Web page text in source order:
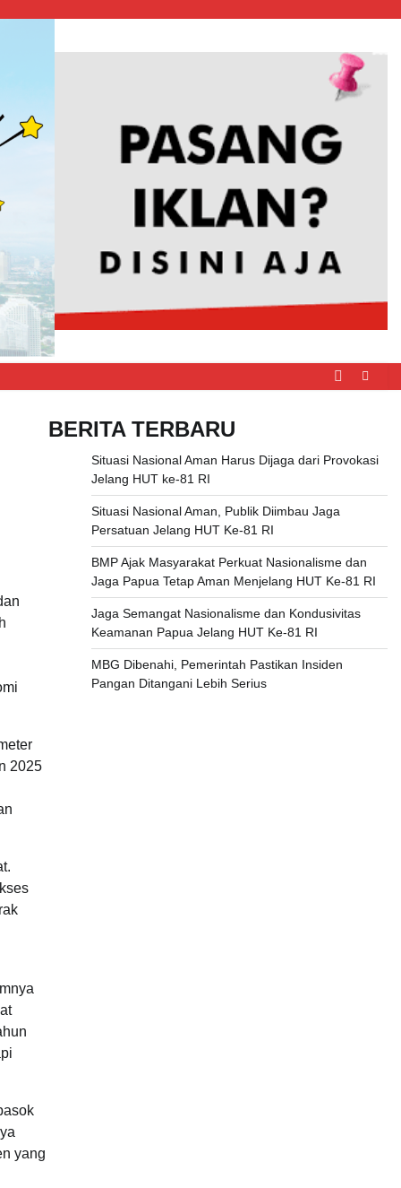
2025
yang
BERITA TERBARU
Situasi Nasional Aman Harus Dijaga dari Provokasi
Jelang HUT ke-81 RI
Situasi Nasional Aman, Publik Diimbau Jaga
Persatuan Jelang HUT Ke-81 RI
BMP Ajak Masyarakat Perkuat Nasionalisme dan
Jaga Papua Tetap Aman Menjelang HUT Ke-81 RI
Jaga Semangat Nasionalisme dan Kondusivitas
Keamanan Papua Jelang HUT Ke-81 RI
MBG Dibenahi, Pemerintah Pastikan Insiden
Pangan Ditangani Lebih Serius